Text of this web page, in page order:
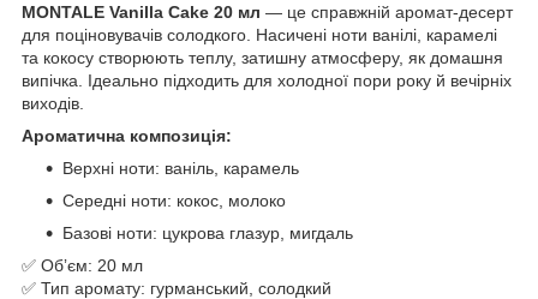
MONTALE Vanilla Cake 20 мл — це справжній аромат-десерт
для поціновувачів солодкого. Насичені ноти ванілі, карамелі
та кокосу створюють теплу, затишну атмосферу, як домашня
випічка. Ідеально підходить для холодної пори року й вечірніх
виходів.
Ароматична композиція:
Верхні ноти: ваніль, карамель
Середні ноти: кокос, молоко
Базові ноти: цукрова глазур, мигдаль
✅ Обʼєм: 20 мл
✅ Тип аромату: гурманський, солодкий